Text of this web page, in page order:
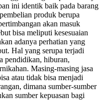
ini identik baik pada barang
produk berupa
akan masuk
bisa meliputi kesesuaian
adanya perhatian yang
Hal yang serupa terjadi
pendidikan, hiburan,
Masing-masing jasa
atau tidak bisa menjadi
dimana sumber-sumber
sumber kepuasan bagi